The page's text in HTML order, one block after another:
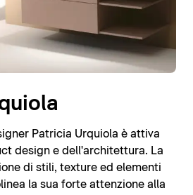
Patricia Urquiola è attiva
design e dell'architettura. La
di stili, texture ed elementi
la sua forte attenzione alla